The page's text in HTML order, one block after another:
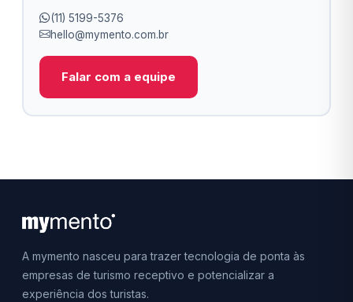
(11) 5199-5376
hello@mymento.com.br
Falar com a equipe
A mymento nasceu para trazer tecnologia de ponta às
empresas de turismo receptivo e potencializar a
experiência dos turistas.